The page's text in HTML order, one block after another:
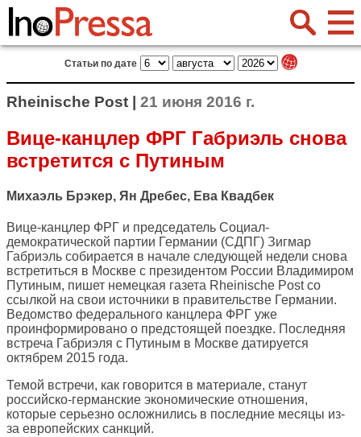
Статьи по дате
Rheinische Post | 21 июня 2016 г.
Вице-канцлер ФРГ Габриэль снова
встретится с Путиным
Михаэль Брэкер, Ян Дребес, Ева Квадбек
Вице-канцлер ФРГ и председатель Социал-
демократической партии Германии (СДПГ) Зигмар
Габриэль собирается в начале следующей недели снова
встретиться в Москве с президентом России Владимиром
Путиным, пишет немецкая газета Rheinische Postсо
ссылкой на свои источники в правительстве Германии.
Ведомство федерального канцлера ФРГ уже
проинформировано о предстоящей поездке. Последняя
встреча Габриэля с Путиным в Москве датируется
октябрем 2015 года.
Темой встречи, как говорится в материале, станут
российско-германские экономические отношения,
которые серьезно осложнились в последние месяцы из-
за европейских санкций.